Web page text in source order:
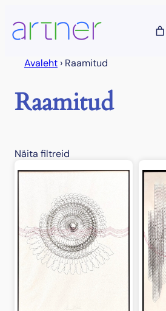
sisu
juurde
Avaleht › Raamitud
Raamitud
Näita filtreid